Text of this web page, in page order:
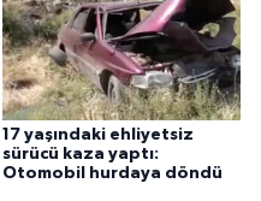
17 yaşındaki ehliyetsiz
sürücü kaza yaptı:
Otomobil hurdaya döndü